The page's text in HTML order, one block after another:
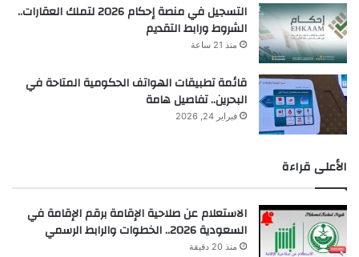
التسجيل في منصة إحكام 2026 لتملك العقارات..
الشروط ورابط التقديم
منذ 21 ساعة
قائمة تطبيقات الهواتف الحكومية المتاحة في
البحرين.. تفاصيل هامة
فبراير 24, 2026
الأعلى قراءة
الاستعلام عن صلاحية الإقامة برقم الإقامة في
السعودية 2026.. الخطوات والرابط الرسمي
منذ 20 دقيقة